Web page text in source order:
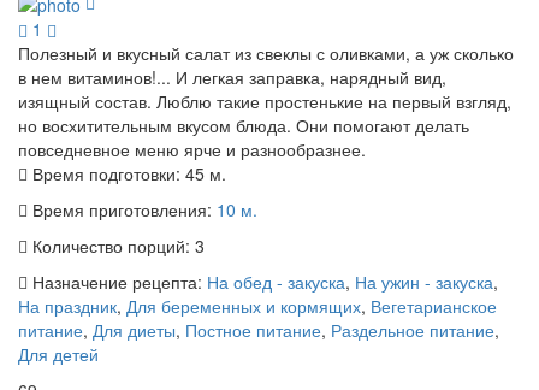
1
Полезный и вкусный салат из свеклы с оливками, а уж сколько
в нем витаминов!... И легкая заправка, нарядный вид,
изящный состав. Люблю такие простенькие на первый взгляд,
но восхитительным вкусом блюда. Они помогают делать
повседневное меню ярче и разнообразнее.
Время подготовки: 45 м.
Время приготовления: 10 м.
Количество порций: 3
Назначение рецепта: На обед - закуска, На ужин - закуска,
На праздник, Для беременных и кормящих, Вегетарианское
питание, Для диеты, Постное питание, Раздельное питание,
Для детей